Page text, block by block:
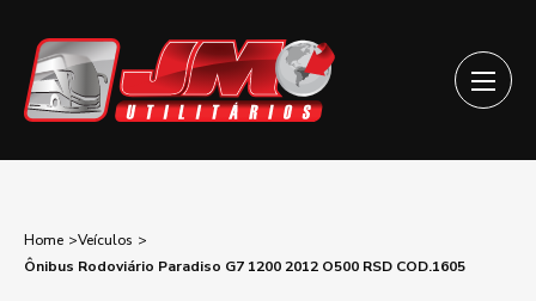
Home
Veículos
Ônibus Rodoviário Paradiso G7 1200 2012 O500 RSD COD.1605